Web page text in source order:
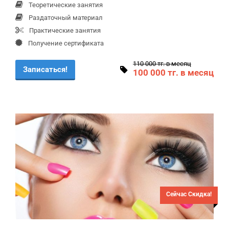
Теоретические занятия
Раздаточный материал
Практические занятия
Получение сертификата
Записаться!
110 000 тг. в месяц
100 000 тг. в месяц
Сейчас Скидка!